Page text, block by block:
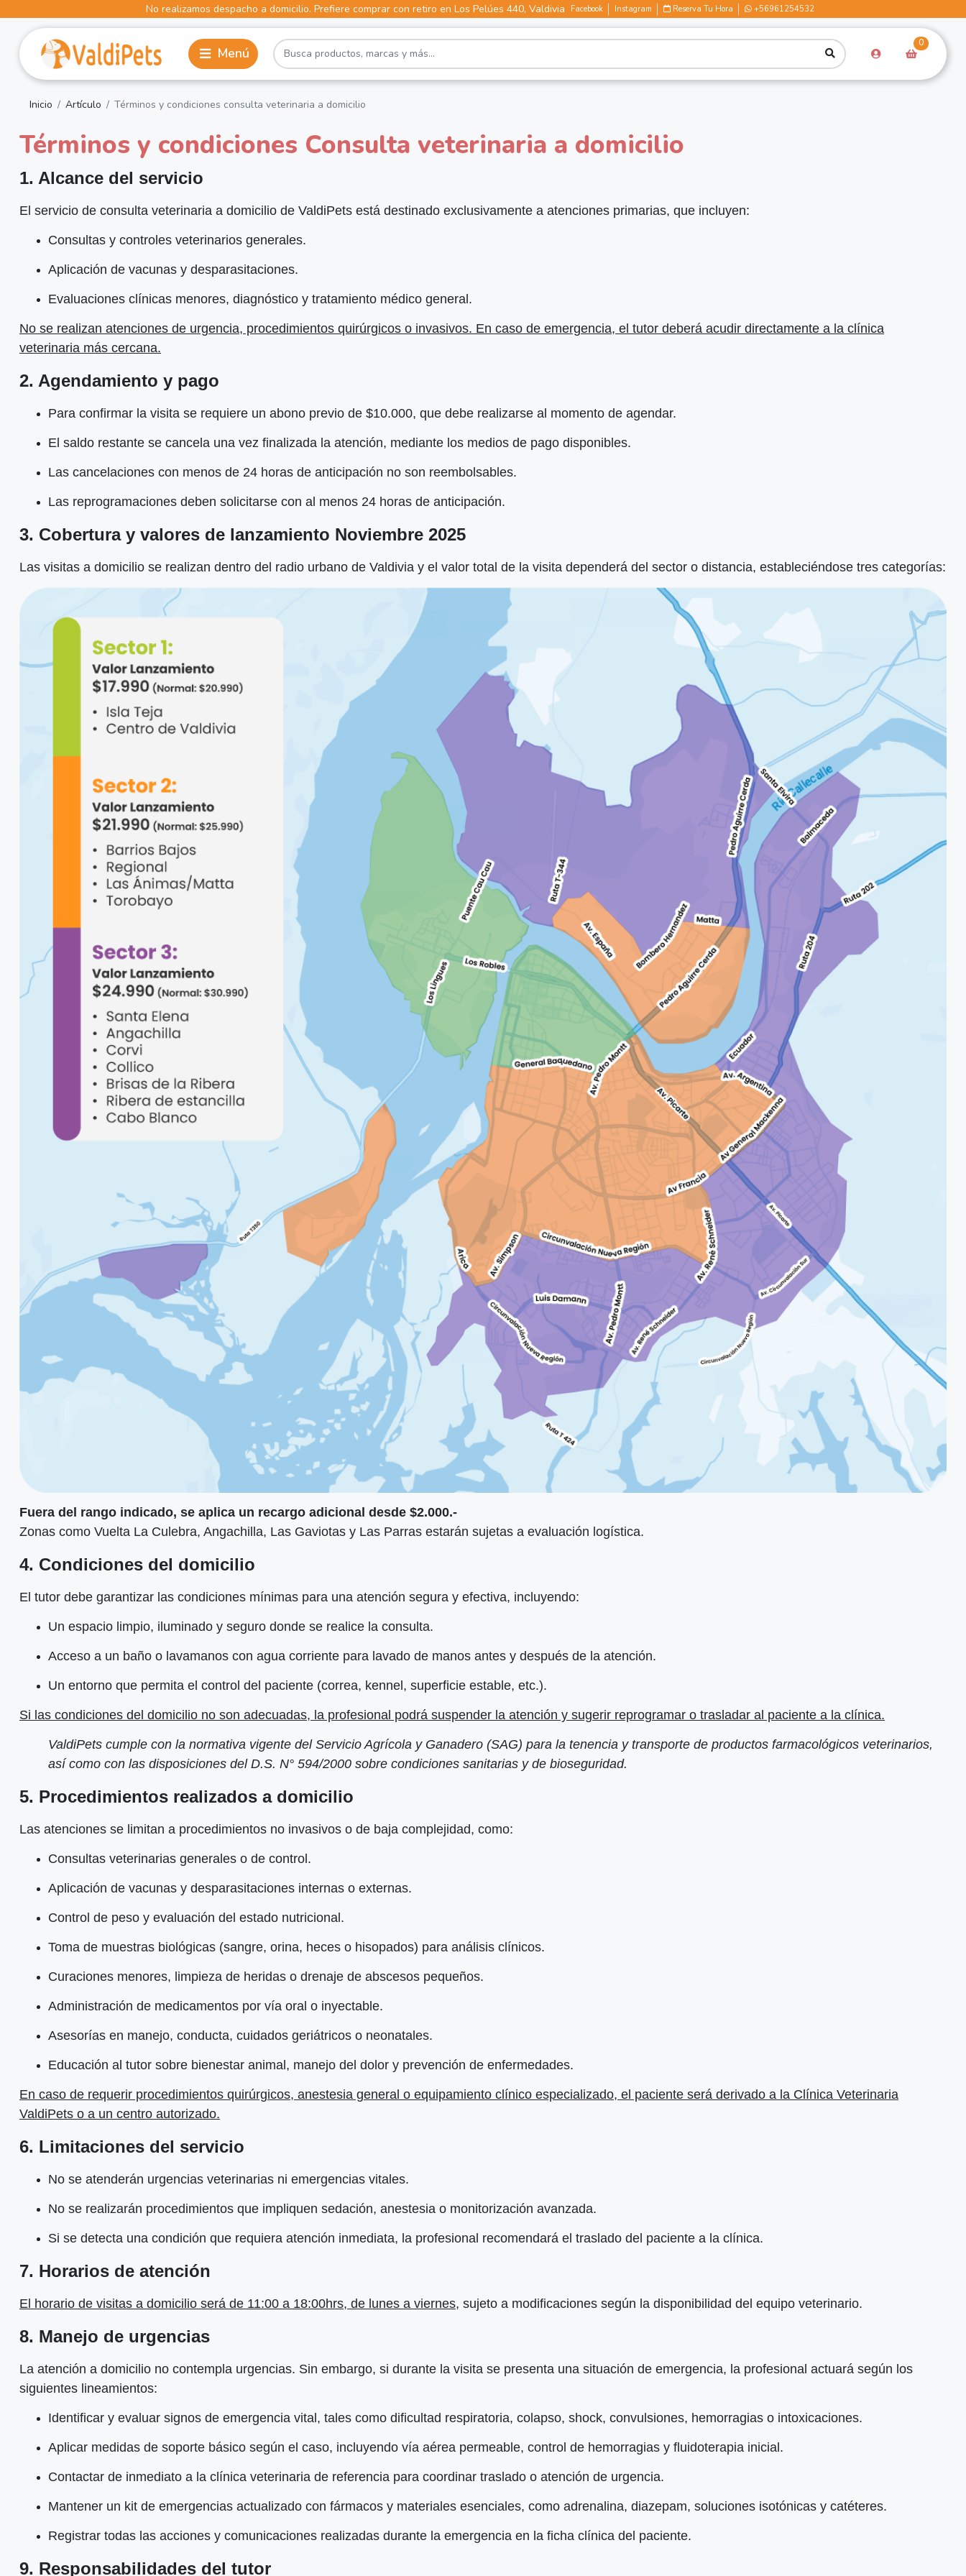
No realizamos despacho a domicilio. Prefiere comprar con retiro en Los Pelúes 440, Valdivia Facebook Instagram Reserva Tu Hora +56961254532
0
Inicio Artículo Términos y condiciones consulta veterinaria a domicilio
Términos y condiciones Consulta veterinaria a domicilio
1. Alcance del servicio
El servicio de consulta veterinaria a domicilio de ValdiPets está destinado exclusivamente a atenciones primarias, que incluyen:
Consultas y controles veterinarios generales.
Aplicación de vacunas y desparasitaciones.
Evaluaciones clínicas menores, diagnóstico y tratamiento médico general.
No se realizan atenciones de urgencia, procedimientos quirúrgicos o invasivos. En caso de emergencia, el tutor deberá acudir directamente a la clínica
veterinaria más cercana.
2. Agendamiento y pago
Para confirmar la visita se requiere un abono previo de $10.000, que debe realizarse al momento de agendar.
El saldo restante se cancela una vez finalizada la atención, mediante los medios de pago disponibles.
Las cancelaciones con menos de 24 horas de anticipación no son reembolsables.
Las reprogramaciones deben solicitarse con al menos 24 horas de anticipación.
3. Cobertura y valores de lanzamiento Noviembre 2025
Las visitas a domicilio se realizan dentro del radio urbano de Valdivia y el valor total de la visita dependerá del sector o distancia, estableciéndose tres categorías:
Fuera del rango indicado, se aplica un recargo adicional desde $2.000.-
Zonas como Vuelta La Culebra, Angachilla, Las Gaviotas y Las Parras estarán sujetas a evaluación logística.
4. Condiciones del domicilio
El tutor debe garantizar las condiciones mínimas para una atención segura y efectiva, incluyendo:
Un espacio limpio, iluminado y seguro donde se realice la consulta.
Acceso a un baño o lavamanos con agua corriente para lavado de manos antes y después de la atención.
Un entorno que permita el control del paciente (correa, kennel, superficie estable, etc.).
Si las condiciones del domicilio no son adecuadas, la profesional podrá suspender la atención y sugerir reprogramar o trasladar al paciente a la clínica.
ValdiPets cumple con la normativa vigente del Servicio Agrícola y Ganadero (SAG) para la tenencia y transporte de productos farmacológicos veterinarios,
así como con las disposiciones del D.S. N° 594/2000 sobre condiciones sanitarias y de bioseguridad.
5. Procedimientos realizados a domicilio
Las atenciones se limitan a procedimientos no invasivos o de baja complejidad, como:
Consultas veterinarias generales o de control.
Aplicación de vacunas y desparasitaciones internas o externas.
Control de peso y evaluación del estado nutricional.
Toma de muestras biológicas (sangre, orina, heces o hisopados) para análisis clínicos.
Curaciones menores, limpieza de heridas o drenaje de abscesos pequeños.
Administración de medicamentos por vía oral o inyectable.
Asesorías en manejo, conducta, cuidados geriátricos o neonatales.
Educación al tutor sobre bienestar animal, manejo del dolor y prevención de enfermedades.
En caso de requerir procedimientos quirúrgicos, anestesia general o equipamiento clínico especializado, el paciente será derivado a la Clínica Veterinaria
ValdiPets o a un centro autorizado.
6. Limitaciones del servicio
No se atenderán urgencias veterinarias ni emergencias vitales.
No se realizarán procedimientos que impliquen sedación, anestesia o monitorización avanzada.
Si se detecta una condición que requiera atención inmediata, la profesional recomendará el traslado del paciente a la clínica.
7. Horarios de atención
El horario de visitas a domicilio será de 11:00 a 18:00hrs, de lunes a viernes, sujeto a modificaciones según la disponibilidad del equipo veterinario.
8. Manejo de urgencias
La atención a domicilio no contempla urgencias. Sin embargo, si durante la visita se presenta una situación de emergencia, la profesional actuará según los
siguientes lineamientos:
Identificar y evaluar signos de emergencia vital, tales como dificultad respiratoria, colapso, shock, convulsiones, hemorragias o intoxicaciones.
Aplicar medidas de soporte básico según el caso, incluyendo vía aérea permeable, control de hemorragias y fluidoterapia inicial.
Contactar de inmediato a la clínica veterinaria de referencia para coordinar traslado o atención de urgencia.
Mantener un kit de emergencias actualizado con fármacos y materiales esenciales, como adrenalina, diazepam, soluciones isotónicas y catéteres.
Registrar todas las acciones y comunicaciones realizadas durante la emergencia en la ficha clínica del paciente.
9. Responsabilidades del tutor